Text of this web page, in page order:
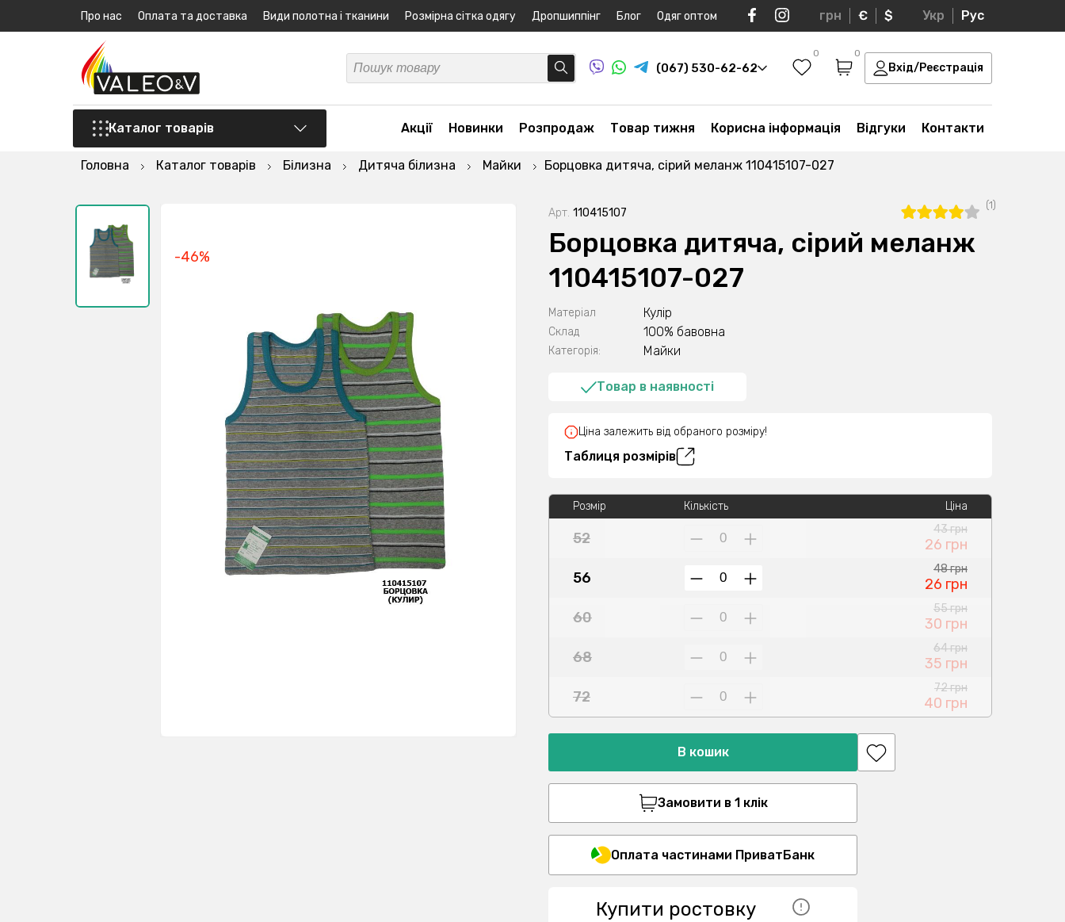
Про нас Оплата та доставка Види полотна і тканини Розмірна сітка одягу Дропшиппінг Блог Одяг оптом грн € $ Укр Рус
(067) 530-62-62
0 0
Вхід/Реєстрація
Каталог товарів Акції Новинки Розпродаж Товар тижня Корисна інформація Відгуки Контакти
Головна Каталог товарів Білизна Дитяча білизна Майки Борцовка дитяча, сірий меланж 110415107-027
-46%
Арт. 110415107
(1)
Борцовка дитяча, сірий меланж
110415107-027
Матеріал Кулір
Склад 100% бавовна
Категорія: Майки
Товар в наявності
Ціна залежить від обраного розміру!
Таблиця розмірів
Розмір
52
56
60
68
72
Кількість
Ціна
43 грн
26 грн
48 грн
26 грн
55 грн
30 грн
64 грн
35 грн
72 грн
40 грн
В кошик
Замовити в 1 клік
Оплата частинами ПриватБанк
Купити ростовку